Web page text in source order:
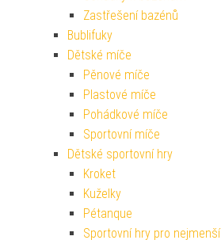
Zastřešení bazénů
Bublifuky
Dětské míče
Pěnové míče
Plastové míče
Pohádkové míče
Sportovní míče
Dětské sportovní hry
Kroket
Kuželky
Pétanque
Sportovní hry pro nejmenší